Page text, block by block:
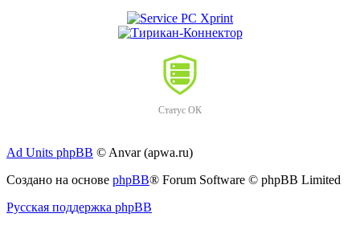
Статус ОК
Ad Units phpBB © Anvar (apwa.ru)
Создано на основе phpBB® Forum Software © phpBB Limited
Русская поддержка phpBB